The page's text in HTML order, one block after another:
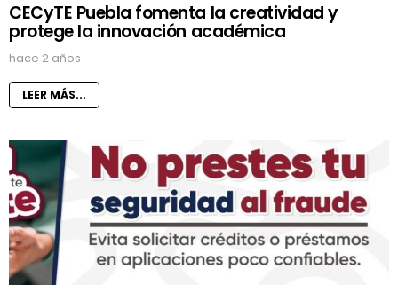
CECyTE Puebla fomenta la creatividad y
protege la innovación académica
hace 2 años
LEER MÁS...